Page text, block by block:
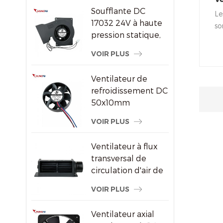
Soufflante DC
17032 24V à haute
pression statique,
refroidissement
VOIR PLUS
Ventilateur de
refroidissement DC
50x10mm
vitesse sans balais
appareils
électroniques
VOIR PLUS
Ventilateur à flux
transversal de
circulation d'air de
économiseur
plastique
VOIR PLUS
Ventilateur axial